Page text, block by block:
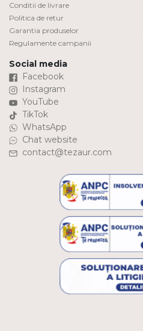
Conditii de livrare
Politica de retur
Garantia produselor
Regulamente campanii
Social media
Facebook
Instagram
YouTube
TikTok
WhatsApp
Chat website
contact@tezaur.com